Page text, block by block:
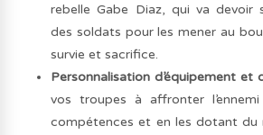
rebelle Gabe Diaz, qui va devoir
des soldats pour les mener au
survie et sacrifice.
Personnalisation d’équipement et
vos troupes à affronter
compétences et en les dotant du